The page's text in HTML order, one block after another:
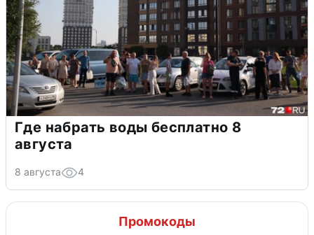
Где набрать воды бесплатно 8
августа
8 августа 4
Промокоды